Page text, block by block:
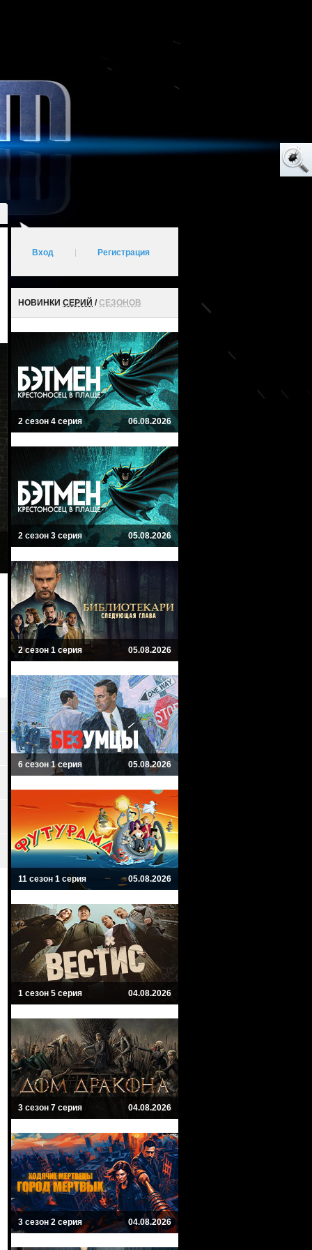
Вход Регистрация
НОВИНКИ СЕРИЙ /СЕЗОНОВ
2 сезон 4 серия 06.08.2026
2 сезон 3 серия 05.08.2026
2 сезон 1 серия 05.08.2026
6 сезон 1 серия 05.08.2026
11 сезон 1 серия 05.08.2026
1 сезон 5 серия 04.08.2026
3 сезон 7 серия 04.08.2026
3 сезон 2 серия 04.08.2026